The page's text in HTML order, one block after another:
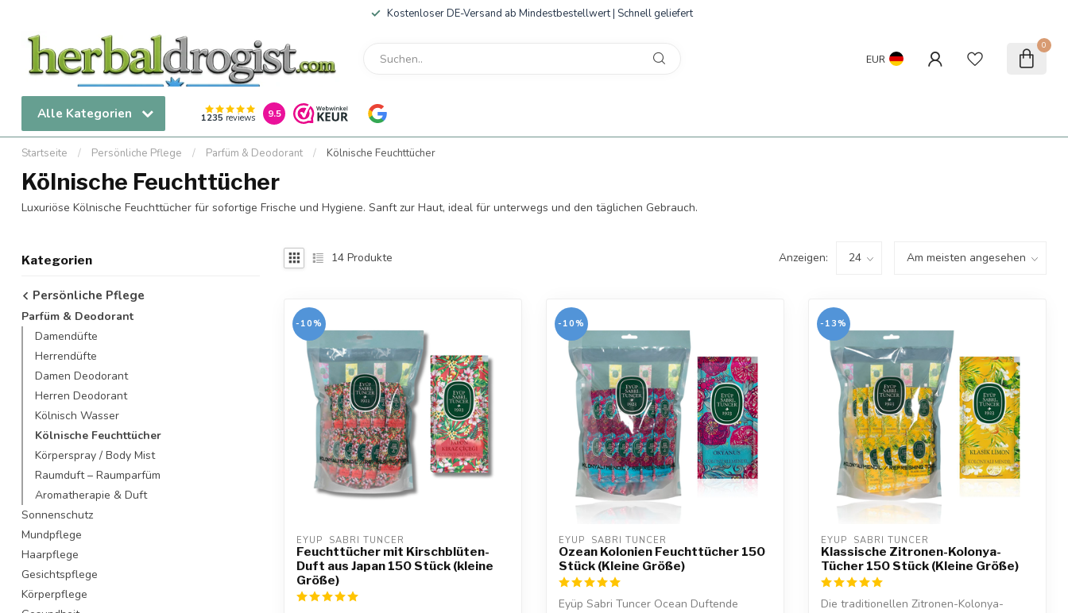
Kostenloser DE-Versand ab Mindestbestellwert | Schnell geliefert
EUR
0
Alle Kategorien 1235 reviews 9.5
Startseite / Persönliche Pflege / Parfüm & Deodorant / Kölnische Feuchttücher
Kölnische Feuchttücher
Luxuriöse Kölnische Feuchttücher für sofortige Frische und Hygiene. Sanft zur Haut, ideal für unterwegs und den täglichen Gebrauch.
Kategorien
Persönliche Pflege
Parfüm & Deodorant
Damendüfte
Herrendüfte
Damen Deodorant
Herren Deodorant
Kölnisch Wasser
Kölnische Feuchttücher
Körperspray / Body Mist
Raumduft – Raumparfüm
Aromatherapie & Duft
Sonnenschutz
Mundpflege
Haarpflege
Gesichtspflege
Körperpflege
14 Produkte Anzeigen:
-10%
EYUP  SABRI TUNCER
Feuchttücher mit Kirschblüten-
Duft aus Japan 150 Stück (kleine
Größe)
-10%
EYUP  SABRI TUNCER
Ozean Kolonien Feuchttücher 150
Stück (Kleine Größe)
Eyüp Sabri Tuncer Ocean Duftende
-13%
EYUP  SABRI TUNCER
Klassische Zitronen-Kolonya-
Tücher 150 Stück (Kleine Größe)
Die traditionellen Zitronen-Kolonya-